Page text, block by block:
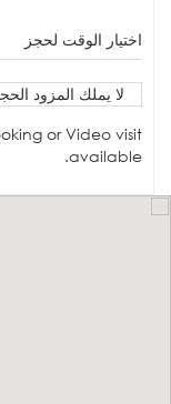
اختيار الوقت لحجز
لا يملك المزود
or Video visit
available.